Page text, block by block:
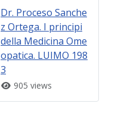
Dr. Proceso Sanche
z Ortega. I principi
della Medicina Ome
opatica. LUIMO 198
3
905 views